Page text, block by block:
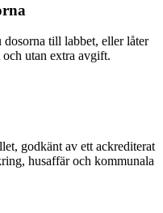
till labbet, eller låter
utan extra avgift.
godkänt av ett ackrediterat
husaffär och kommunala